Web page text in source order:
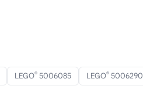
LEGO® 5006085 LEGO® 5006290